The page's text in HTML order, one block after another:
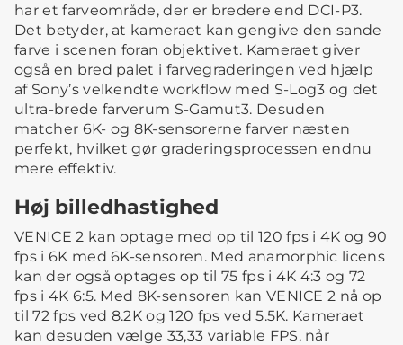
har et farveområde, der er bredere end DCI-P3.
Det betyder, at kameraet kan gengive den sande
farve i scenen foran objektivet. Kameraet giver
også en bred palet i farvegraderingen ved hjælp
af Sony’s velkendte workflow med S-Log3 og det
ultra-brede farverum S-Gamut3. Desuden
matcher 6K- og 8K-sensorerne farver næsten
perfekt, hvilket gør graderingsprocessen endnu
mere effektiv.
Høj billedhastighed
VENICE 2 kan optage med op til 120 fps i 4K og 90
fps i 6K med 6K-sensoren. Med anamorphic licens
kan der også optages op til 75 fps i 4K 4:3 og 72
fps i 4K 6:5. Med 8K-sensoren kan VENICE 2 nå op
til 72 fps ved 8.2K og 120 fps ved 5.5K. Kameraet
kan desuden vælge 33,33 variable FPS, når